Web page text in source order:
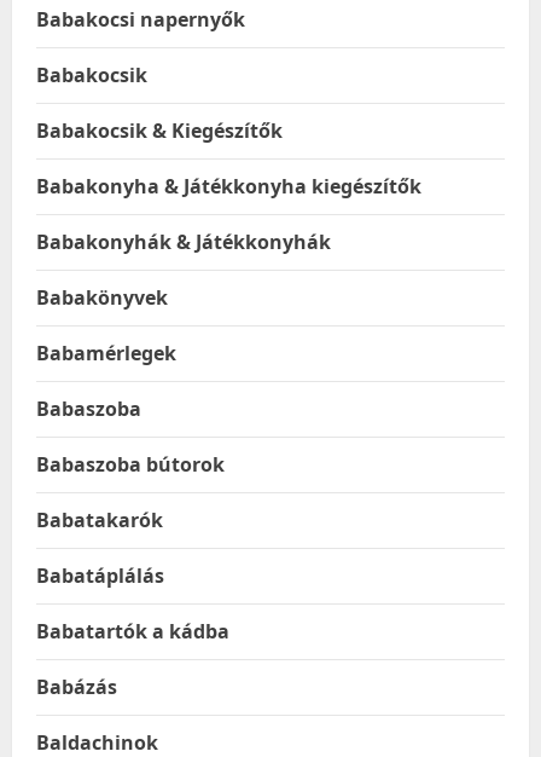
Babakocsi napernyők
Babakocsik
Babakocsik & Kiegészítők
Babakonyha & Játékkonyha kiegészítők
Babakonyhák & Játékkonyhák
Babakönyvek
Babamérlegek
Babaszoba
Babaszoba bútorok
Babatakarók
Babatáplálás
Babatartók a kádba
Babázás
Baldachinok